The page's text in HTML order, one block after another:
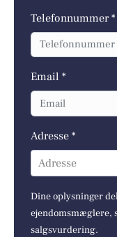
Telefonnummer *
Email *
Adresse *
Adresse
Dine oplysninger
ejendomsmæglere,
salgsvurdering.